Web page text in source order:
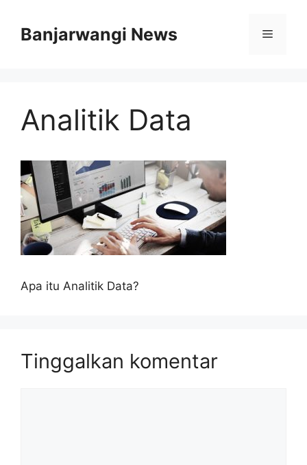
Banjarwangi News Menu
Analitik Data
Apa itu Analitik Data?
Tinggalkan komentar